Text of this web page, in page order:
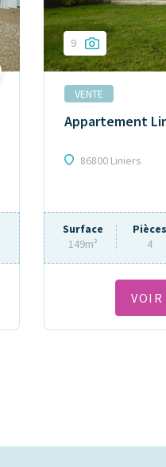
9
VENTE
Appartement
86800 Liniers
Surface
149m²
Pièces
4